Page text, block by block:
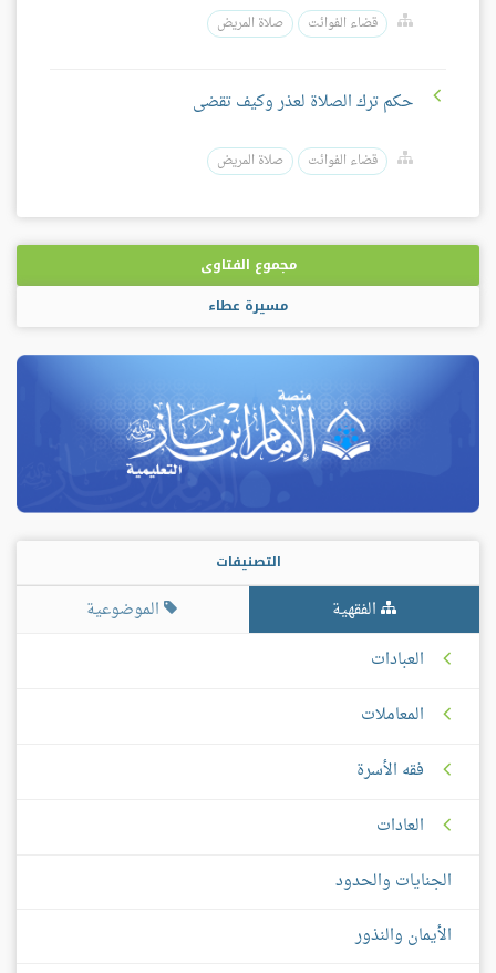
قضاء الفوائت صلاة المريض
حكم ترك الصلاة لعذر وكيف تقضى
قضاء الفوائت صلاة المريض
مجموع الفتاوى
مسيرة عطاء
التصنيفات
الفقهية
الموضوعية
العبادات
المعاملات
فقه الأسرة
العادات
الجنايات والحدود
الأيمان والنذور